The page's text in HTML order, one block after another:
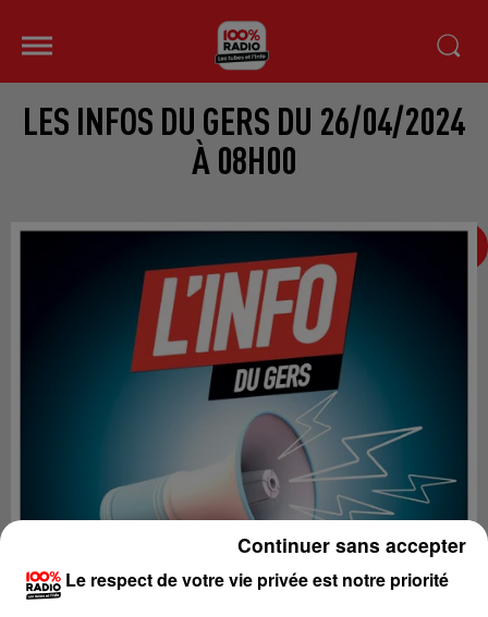
LES INFOS DU GERS DU 26/04/2024
À 08H00
Le respect de votre vie privée est notre priorité
Continuer sans accepter